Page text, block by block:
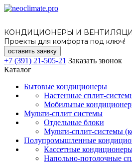
КОНДИЦИОНЕРЫ И
Проекты для комфорта под ключ!
оставить заявку
+7 (391) 21-505-21 Заказать звонок
Каталог
Бытовые кондиционеры
Настенные сплит-
Мобильные
Мульти-сплит системы
Отдельные блоки
Мульти-сплит-системы
Полупромышленные
Кассетные
Напольно-потолочные